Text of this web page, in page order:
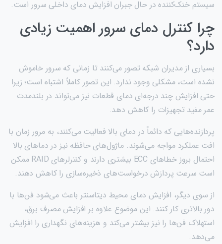
سیستم خنک‌کننده در حال جبران افزایش دمای داخلی سرور است.
چرا کنترل دمای سرور اهمیت زیادی
دارد؟
بسیاری از مدیران شبکه تصور می‌کنند تا زمانی که سرور خاموش
نشده است، مشکلی وجود ندارد. این تصور کاملاً اشتباه است؛ زیرا
حتی افزایش چند درجه‌ای دمای قطعات نیز می‌تواند در بلندمدت
عمر مفید تجهیزات را کاهش دهد.
پردازنده‌هایی که دائماً در دمای بالا فعالیت می‌کنند، به مرور زمان با
افت عملکرد مواجه می‌شوند. ماژول‌های حافظه نیز در دماهای بالا
احتمال بروز خطاهای ECC بیشتری دارند و کنترلرهای RAID ممکن
است سرعت پردازش درخواست‌های ذخیره‌سازی را کاهش دهند.
از سوی دیگر، افزایش دمای محیط دیتاسنتر باعث می‌شود فن‌ها با
دور بالاتری کار کنند. این موضوع علاوه بر افزایش مصرف برق،
استهلاک فن‌ها را نیز بیشتر می‌کند و هزینه‌های نگهداری را افزایش
می‌دهد.